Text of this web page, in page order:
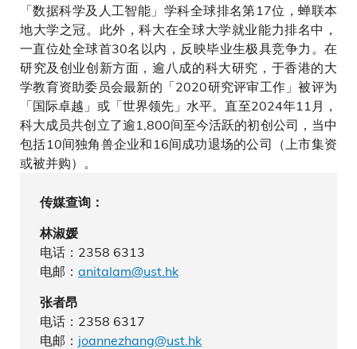
「数据科学及人工智能」学科全球排名第17位，蝉联本
地大学之冠。此外，科大在全球大学就业能力排名中，
一直位处全球首30名以内，反映毕业生极具竞争力。在
研究及创业创新方面，逾八成的科大研究，于香港的大
学教育资助委员会最新的「2020研究评审工作」被评为
「国际卓越」或「世界领先」水平。直至2024年11月，
科大成员共创立了逾1,800间至今活跃的初创公司，当中
包括10间独角兽企业和16间成功退场的公司（上市集资
或被并购）。
传媒查询：
林淑媛
电话：2358 6313
电邮： anitalam@ust.hk
张者昂
电话：2358 6317
电邮： joannezhang@ust.hk